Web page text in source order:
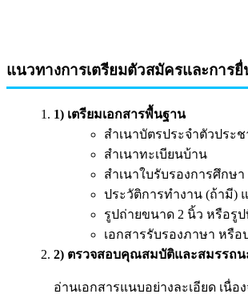
แนวทางการเตรียมตัวสมัครและการ
1) เตรียมเอกสารพื้นฐาน
สำเนาบัตรประจำตัวประ
สำเนาทะเบียนบ้าน
สำเนาใบรับรองการศึกษ
ประวัติการทำงาน (ถ้ามี)
รูปถ่ายขนาด 2 นิ้ว หรือรู
เอกสารรับรองภาษา หรื
2) ตรวจสอบคุณสมบัติและสมรรถน
อ่านเอกสารแนบอย่างละเอียด เนื่